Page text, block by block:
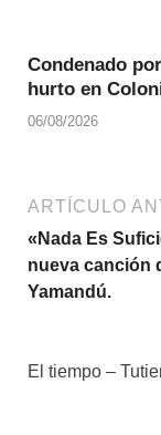
Condenado
hurto en
06/08/2026
ARTÍCULO
«Nada Es
nueva canción
Yamandú.
El tiempo –